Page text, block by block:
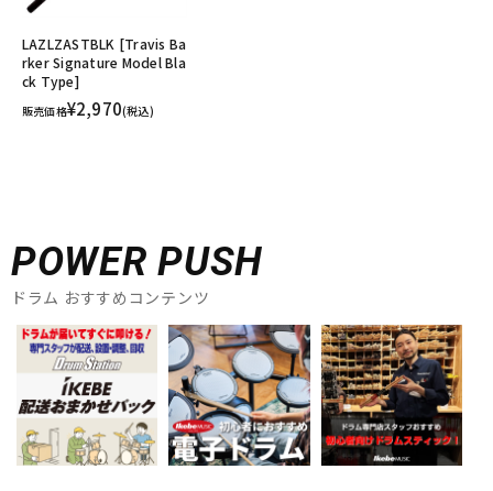
LAZLZASTBLK [Travis Ba
rker Signature Model Bla
ck Type]
販売価格¥2,970(税込)
POWER PUSH
ドラム おすすめコンテンツ